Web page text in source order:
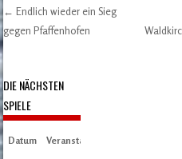
Post navigation
← Endlich wieder ein Sieg
gegen Pfaffenhofen
DIE NÄCHSTEN
SPIELE
Datum Veranstaltung